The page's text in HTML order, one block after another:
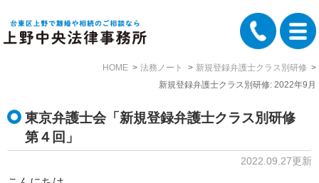
HOME 法務ノート
新規登録弁護士クラス別研修
新規登録弁護士クラス別研修: 2022年9月
東京弁護士会「新規登録弁護士クラス別研修
第４回」
2022.09.27更新